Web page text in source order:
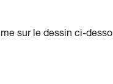
sur le dessin ci-